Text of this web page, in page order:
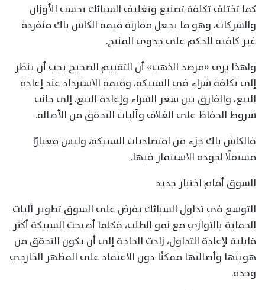
كما تختلف تكلفة تصنيع وتغليف السبائك بحسب الأوزان
والشركات، وهو ما يجعل مقارنة قيمة الكاش باك منفردة
غير كافية للحكم على جدوى المنتج.
ولهذا يرى «مرصد الذهب» أن التقييم الصحيح يجب أن ينظر
إلى تكلفة شراء في السبيكة، وقيمة الاسترداد عند إعادة
البيع، والفارق بين سعر الشراء وإعادة البيع، إلى جانب
شروط الحفاظ على الغلاف وآليات التحقق من الأصالة.
فالكاش باك جزء من اقتصاديات السبيكة، وليس معيارًا
مستقلًا لجودة الاستثمار فيها.
السوق أمام اختبار جديد
التوسع في تداول السبائك يفرض على السوق تطوير آليات
الحماية بالتوازي مع نمو الطلب، فكلما أصبحت السبيكة أكثر
قابلية لإعادة التداول، زادت الحاجة إلى أن يكون التحقق من
هويتها وأصالتها ممكنًا دون الاعتماد على المظهر الخارجي
وحده.